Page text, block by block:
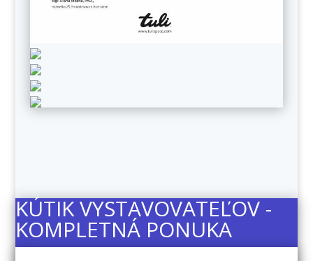
KÚTIK VYSTAVOVATEĽOV -
KOMPLETNÁ PONUKA